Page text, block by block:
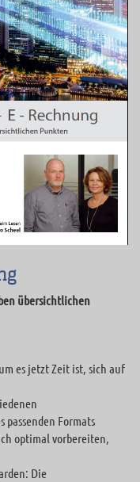
übersichtlichen
es jetzt Zeit ist, sich auf
passenden Formats
optimal vorbereiten,
Die